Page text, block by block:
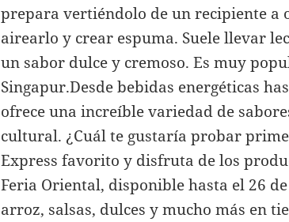
prepara vertiéndolo de un recipiente a
airearlo y crear espuma. Suele llevar
un sabor dulce y cremoso. Es muy
Singapur.Desde bebidas energéticas
ofrece una increíble variedad de
cultural. ¿Cuál te gustaría probar
Express favorito y disfruta de los
Feria Oriental, disponible hasta el 26
arroz, salsas, dulces y mucho más en